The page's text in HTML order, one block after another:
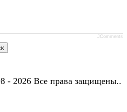
JComments
- 2026 Все права защищены..